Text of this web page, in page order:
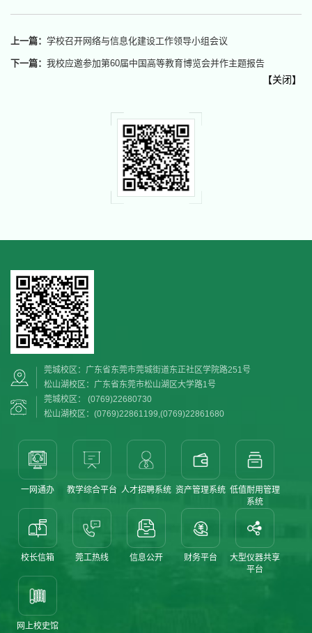
上一篇： 学校召开网络与信息化建设工作领导小组会议
下一篇： 我校应邀参加第60届中国高等教育博览会并作主题报告
【关闭】
莞城校区：广东省东莞市莞城街道东正社区学院路251号
松山湖校区：广东省东莞市松山湖区大学路1号
莞城校区： (0769)22680730
松山湖校区：(0769)22861199,(0769)22861680
一网通办 教学综合平台 人才招聘系统 资产管理系统 低值耐用管理
系统
校长信箱 莞工热线 信息公开 财务平台
大型仪器共享
平台
网上校史馆